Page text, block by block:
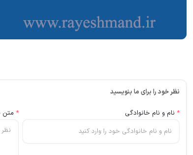
نظر خود را برای ما بنویسید
* نام و نام خانوادگی * متن